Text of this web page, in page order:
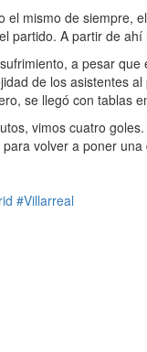
mismo de siempre,
partido. A partir de
a pesar
de los asistentes
se llegó con tablas
vimos cuatro
volver a poner
#Villarreal